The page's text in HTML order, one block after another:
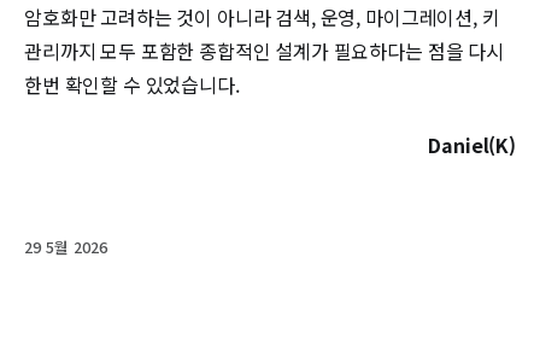
암호화만 고려하는 것이 아니라 검색, 운영, 마이그레이션, 키
관리까지 모두 포함한 종합적인 설계가 필요하다는 점을 다시
한번 확인할 수 있었습니다.
Daniel(K)
29 5월 2026